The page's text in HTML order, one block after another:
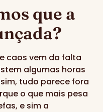
que a
caos vem da falta
algumas horas
tudo parece fora
o que mais pesa
e sim a